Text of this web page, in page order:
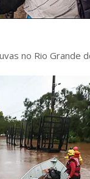
no Rio Grande